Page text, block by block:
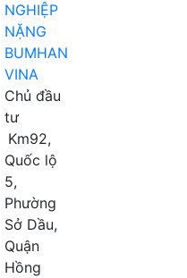
NGHIỆP
NẶNG
BUMHAN
VINA
Chủ đầu
tư
Km92,
Quốc lộ
5,
Phường
Sở Dầu,
Quận
Hồng